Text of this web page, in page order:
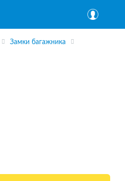
Замки багажника